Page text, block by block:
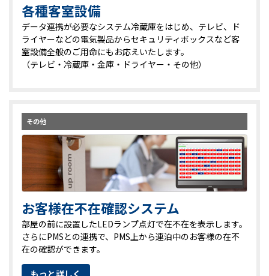
各種客室設備
データ連携が必要なシステム冷蔵庫をはじめ、テレビ、ド
ライヤーなどの電気製品からセキュリティボックスなど客
室設備全般のご用命にもお応えいたします。
（テレビ・冷蔵庫・金庫・ドライヤー・その他）
その他
お客様在不在確認システム
部屋の前に設置したLEDランプ点灯で在不在を表示します。
さらにPMSとの連携で、PMS上から連泊中のお客様の在不
在の確認ができます。
もっと詳しく